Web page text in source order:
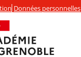
Données personnelles